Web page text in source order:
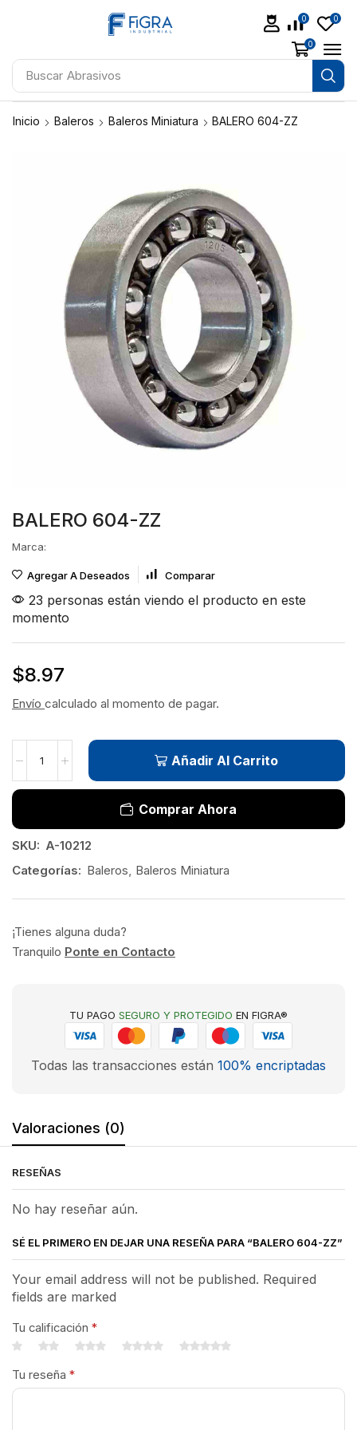
Buscar Abrasivos
0 0
0
Inicio Baleros Baleros Miniatura BALERO 604-ZZ
BALERO 604-ZZ
Marca:
Agregar A Deseados Comparar
23 personas están viendo el producto en este
momento
$8.97
Envío calculado al momento de pagar.
Añadir Al Carrito
Comprar Ahora
SKU: A-10212
Categorías: Baleros, Baleros Miniatura
¡Tienes alguna duda?
Tranquilo Ponte en Contacto
TU PAGO SEGURO Y PROTEGIDO EN FIGRA®
Todas las transacciones están 100% encriptadas
Valoraciones (0)
RESEÑAS
No hay reseñar aún.
SÉ EL PRIMERO EN DEJAR UNA RESEÑA PARA “BALERO 604-ZZ”
Your email address will not be published. Required
fields are marked
Tu calificación *
Tu reseña *